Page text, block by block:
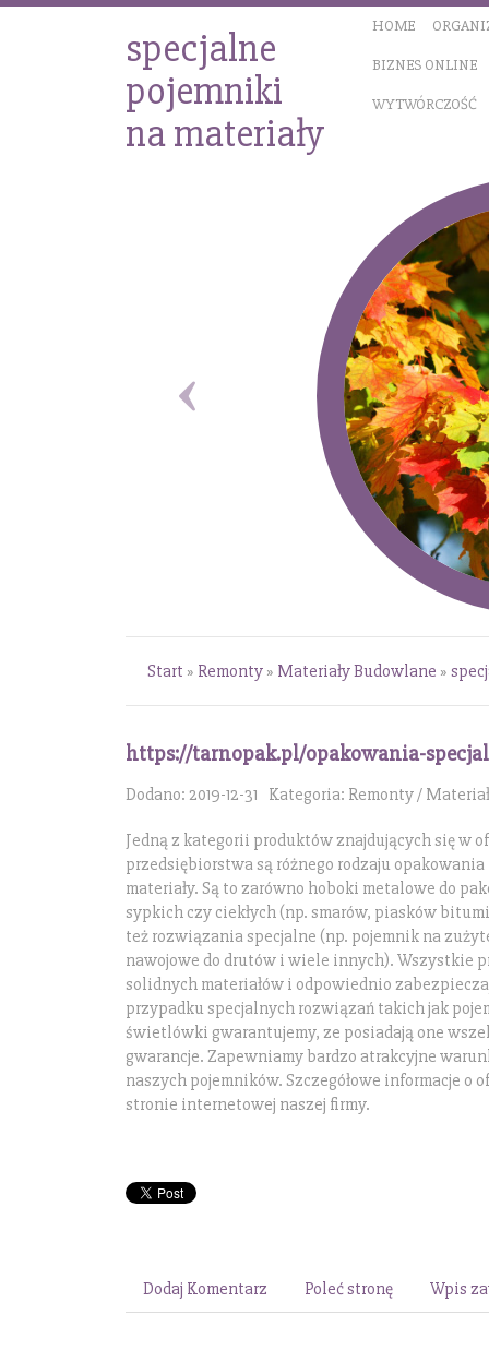
HOME
BIZNES ONLINE
WYTWÓRCZOŚĆ
specjalne
pojemniki
na materiały
Start » Remonty » Materiały Budowlane »
https://tarnopak.pl/opakowania-
Dodano: 2019-12-31 Kategoria: Remonty /
Jedną z kategorii produktów znajdujących się w
przedsiębiorstwa są różnego rodzaju
materiały. Są to zarówno hoboki metalowe do
sypkich czy ciekłych (np. smarów, piasków
też rozwiązania specjalne (np. pojemnik na
nawojowe do drutów i wiele innych). Wszystkie
solidnych materiałów i odpowiednio
przypadku specjalnych rozwiązań takich jak
świetlówki gwarantujemy, ze posiadają one
gwarancje. Zapewniamy bardzo atrakcyjne
naszych pojemników. Szczegółowe informacje o
stronie internetowej naszej firmy.
Dodaj Komentarz Poleć stronę Wpis